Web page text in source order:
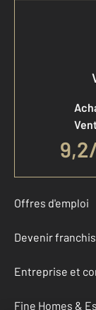
9,2
Offres d'emploi
Devenir
Entreprise et
Fine Homes &